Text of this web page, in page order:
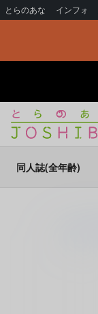
とらのあな インフォ
同人誌(全年齢)